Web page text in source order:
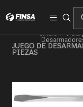
JUEGO DE
PIEZAS